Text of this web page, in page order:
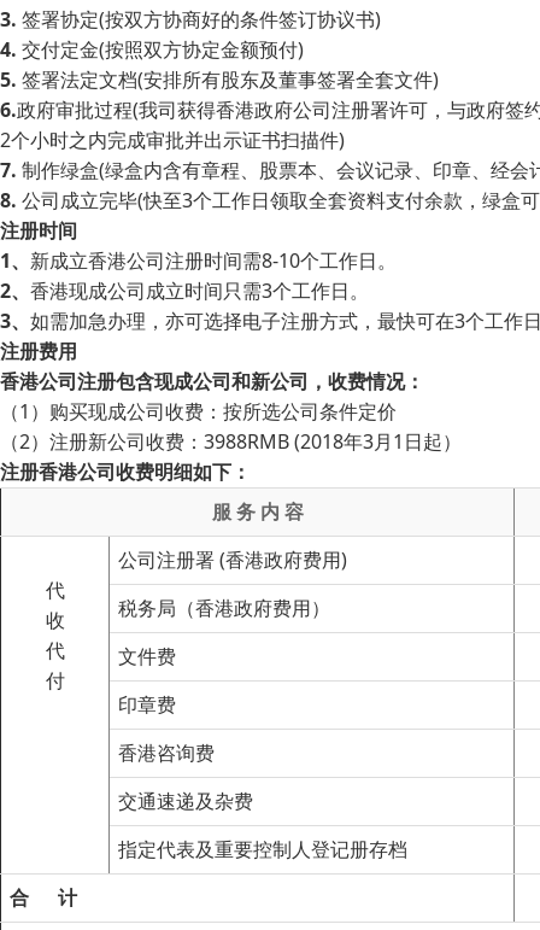
3. 签署协定(按双方协商好的条件签订协议书)
4. 交付定金(按照双方协定金额预付)
5. 签署法定文档(安排所有股东及董事签署全套文件)
6.政府审批过程(我司获得香港政府公司注册署许可，与政府
2个小时之内完成审批并出示证书扫描件)
7. 制作绿盒(绿盒内含有章程、股票本、会议记录、印章、经会
8. 公司成立完毕(快至3个工作日领取全套资料支付余款，绿盒
注册时间
1、 新成立香港公司注册时间需8-10个工作日。
2、 香港现成公司成立时间只需3个工作日。
3、 如需加急办理，亦可选择电子注册方式，最快可在3个工作
注册费用
香港公司注册包含现成公司和新公司，收费情况：
（1）购买现成公司收费：按所选公司条件定价
（2）注册新公司收费：3988RMB (2018年3月1日起）
注册香港公司收费明细如下：
服 务 内 容
代
收
代
付
公司注册署 (香港政府费用)
税务局（香港政府费用）
文件费
印章费
香港咨询费
交通速递及杂费
指定代表及重要控制人登记册存档
合
计